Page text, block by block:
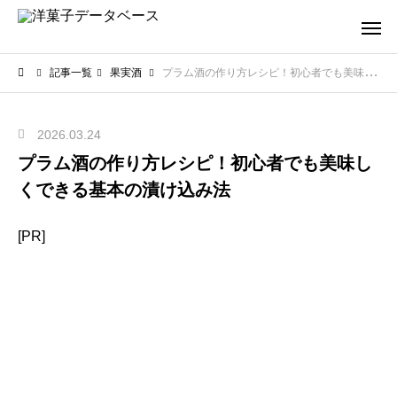
記事一覧 果実酒 プラム酒の作り方レシピ！初心者でも美味しくできる基本の漬け込み法
2026.03.24
プラム酒の作り方レシピ！初心者でも美味し
くできる基本の漬け込み法
[PR]